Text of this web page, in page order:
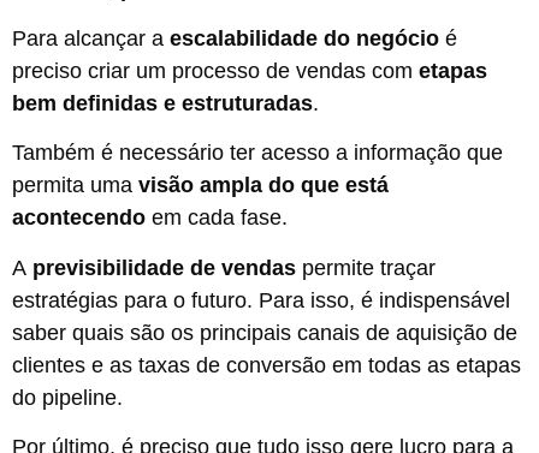
Para alcançar a escalabilidade do negócio é
preciso criar um processo de vendas com etapas
bem definidas e estruturadas.
Também é necessário ter acesso a informação que
permita uma visão ampla do que está
acontecendo em cada fase.
A previsibilidade de vendas permite traçar
estratégias para o futuro. Para isso, é indispensável
saber quais são os principais canais de aquisição de
clientes e as taxas de conversão em todas as etapas
do pipeline.
Por último, é preciso que tudo isso gere lucro para a